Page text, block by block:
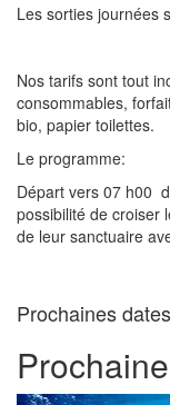
Les sorties journées
Nos tarifs sont tout
consommables,
bio, papier toilettes.
Le programme:
Départ vers 07 h00
possibilité de croiser
de leur sanctuaire
Prochaines dates